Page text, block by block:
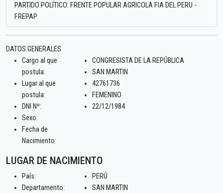
PARTIDO POLÍTICO: FRENTE POPULAR AGRICOLA FIA DEL PERU -
FREPAP
DATOS GENERALES
Cargo al que
postula:
Lugar al que
postula:
DNI Nº:
Sexo:
Fecha de
Nacimiento:
CONGRESISTA DE LA REPÚBLICA
SAN MARTIN
42761736
FEMENINO
22/12/1984
LUGAR DE NACIMIENTO
País:
Departamento:
PERÚ
SAN MARTIN